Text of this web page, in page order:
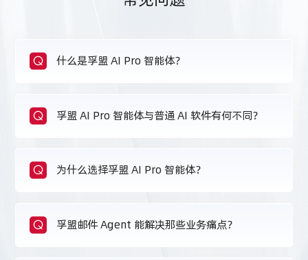
Q 什么是孚盟 AI Pro 智能体？​
Q 孚盟 AI Pro 智能体与普通 AI 软件有何不同？
Q 为什么选择孚盟 AI Pro 智能体？
Q 孚盟邮件 Agent 能解决那些业务痛点？